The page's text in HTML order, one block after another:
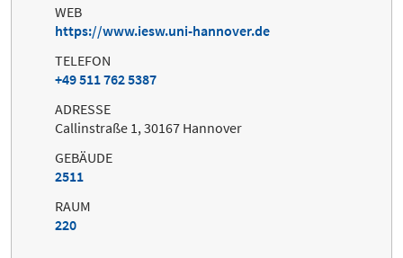
WEB
https://www.iesw.uni-hannover.de
TELEFON
+49 511 762 5387
ADRESSE
Callinstraße 1, 30167 Hannover
GEBÄUDE
2511
RAUM
220